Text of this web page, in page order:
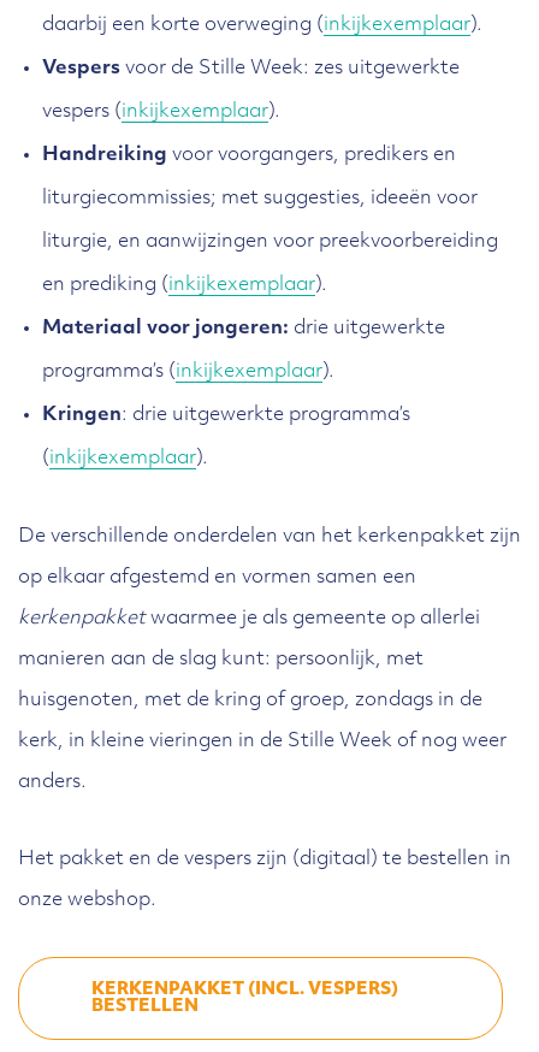
daarbij een korte overweging (inkijkexemplaar).
Vespers voor de Stille Week: zes uitgewerkte
vespers (inkijkexemplaar).
Handreiking voor voorgangers, predikers en
liturgiecommissies; met suggesties, ideeën voor
liturgie, en aanwijzingen voor preekvoorbereiding
en prediking (inkijkexemplaar).
Materiaal voor jongeren: drie uitgewerkte
programma’s (inkijkexemplaar).
Kringen: drie uitgewerkte programma’s
(inkijkexemplaar).
De verschillende onderdelen van het kerkenpakket zijn
op elkaar afgestemd en vormen samen een
kerkenpakketwaarmee je als gemeente op allerlei
manieren aan de slag kunt: persoonlijk, met
huisgenoten, met de kring of groep, zondags in de
kerk, in kleine vieringen in de Stille Week of nog weer
anders.
Het pakket en de vespers zijn (digitaal) te bestellen in
onze webshop.
KERKENPAKKET (INCL. VESPERS)
BESTELLEN